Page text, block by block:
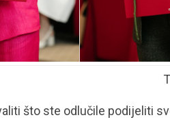
Tamara
što ste odlučile podijeliti